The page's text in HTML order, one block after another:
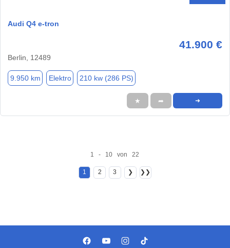
Audi Q4 e-tron
41.900 €
Berlin, 12489
9.950 km Elektro 210 kw (286 PS)
★ ➦ ➜
1 - 10 von 22
1 2 3 ❯ ❯❯